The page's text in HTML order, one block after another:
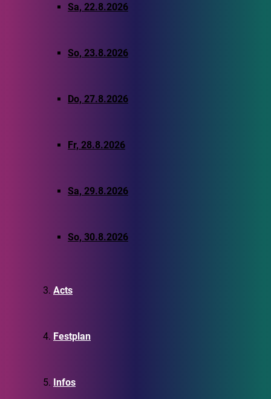
Sa, 22.8.2026
So, 23.8.2026
Do, 27.8.2026
Fr, 28.8.2026
Sa, 29.8.2026
So, 30.8.2026
Acts
Festplan
Infos